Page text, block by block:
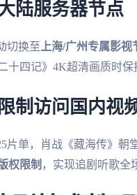
陆服务器节点
切换至 上海/广州专属影视
四记》4K超清画质时保
制访问国内视
片单，肖战《藏海传》
权限制 ，实现追剧听歌全